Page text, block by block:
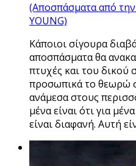
(Αποσπάσματα από
YOUNG)
Κάποιοι σίγουρα
αποσπάσματα θα
πτυχές και του δικού
προσωπικά το θεωρώ
ανάμεσα στους
μένα είναι ότι για
είναι διαφανή. Αυτή